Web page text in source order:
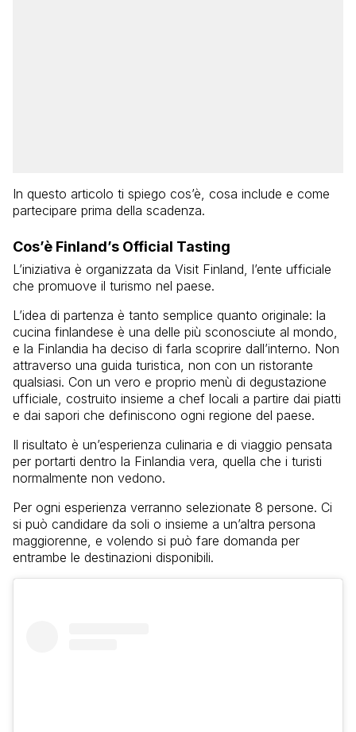
In questo articolo ti spiego cos’è, cosa include e come
partecipare prima della scadenza.
Cos’è Finland’s Official Tasting
L’iniziativa è organizzata da Visit Finland, l’ente ufficiale
che promuove il turismo nel paese.
L’idea di partenza è tanto semplice quanto originale: la
cucina finlandese è una delle più sconosciute al mondo,
e la Finlandia ha deciso di farla scoprire dall’interno. Non
attraverso una guida turistica, non con un ristorante
qualsiasi. Con un vero e proprio menù di degustazione
ufficiale, costruito insieme a chef locali a partire dai piatti
e dai sapori che definiscono ogni regione del paese.
Il risultato è un’esperienza culinaria e di viaggio pensata
per portarti dentro la Finlandia vera, quella che i turisti
normalmente non vedono.
Per ogni esperienza verranno selezionate 8 persone. Ci
si può candidare da soli o insieme a un’altra persona
maggiorenne, e volendo si può fare domanda per
entrambe le destinazioni disponibili.